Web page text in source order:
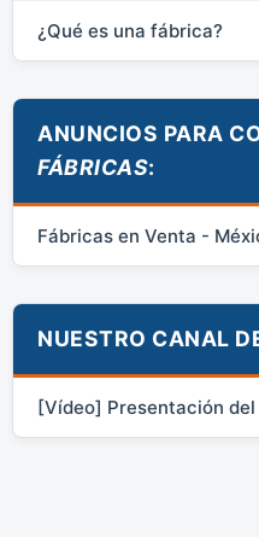
¿Qué es una fábrica?
ANUNCIOS PARA
FÁBRICAS:
Fábricas en Venta -
NUESTRO CANAL
[Vídeo] Presentación